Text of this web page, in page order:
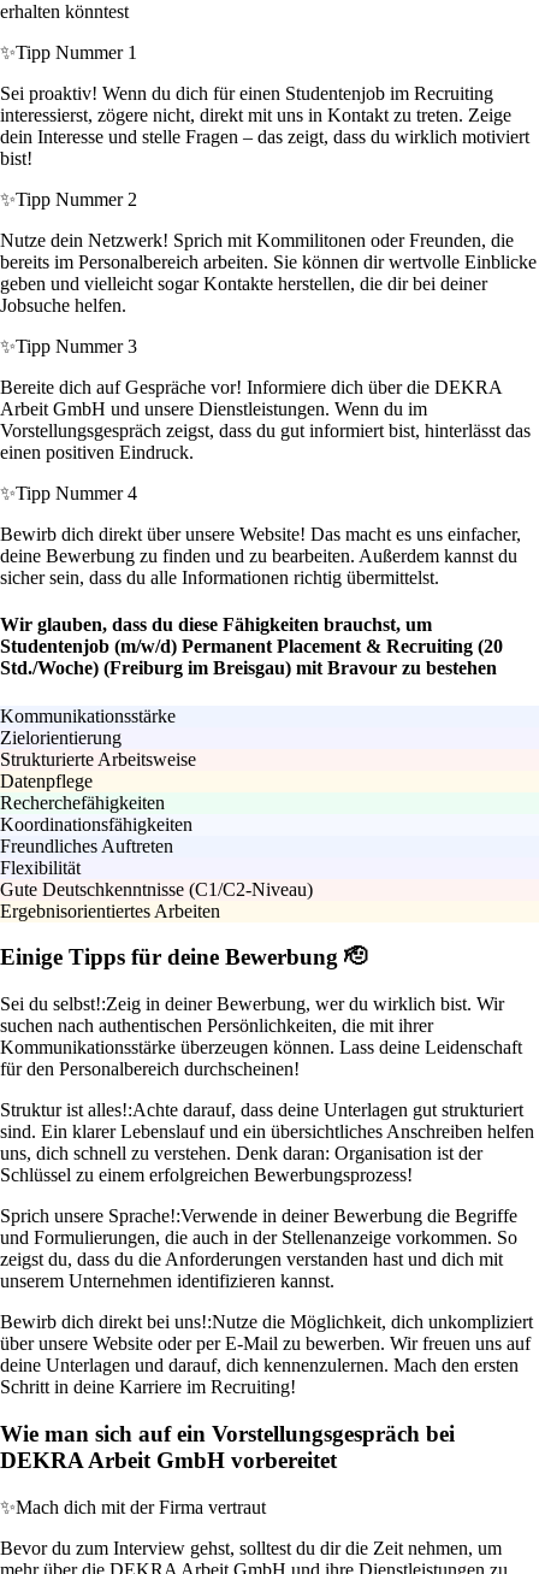
erhalten könntest
✨Tipp Nummer 1
Sei proaktiv! Wenn du dich für einen Studentenjob im Recruiting
interessierst, zögere nicht, direkt mit uns in Kontakt zu treten. Zeige
dein Interesse und stelle Fragen – das zeigt, dass du wirklich motiviert
bist!
✨Tipp Nummer 2
Nutze dein Netzwerk! Sprich mit Kommilitonen oder Freunden, die
bereits im Personalbereich arbeiten. Sie können dir wertvolle Einblicke
geben und vielleicht sogar Kontakte herstellen, die dir bei deiner
Jobsuche helfen.
✨Tipp Nummer 3
Bereite dich auf Gespräche vor! Informiere dich über die DEKRA
Arbeit GmbH und unsere Dienstleistungen. Wenn du im
Vorstellungsgespräch zeigst, dass du gut informiert bist, hinterlässt das
einen positiven Eindruck.
✨Tipp Nummer 4
Bewirb dich direkt über unsere Website! Das macht es uns einfacher,
deine Bewerbung zu finden und zu bearbeiten. Außerdem kannst du
sicher sein, dass du alle Informationen richtig übermittelst.
Wir glauben, dass du diese Fähigkeiten brauchst, um
Studentenjob (m/w/d) Permanent Placement & Recruiting (20
Std./Woche) (Freiburg im Breisgau) mit Bravour zu bestehen
Kommunikationsstärke
Zielorientierung
Strukturierte Arbeitsweise
Datenpflege
Recherchefähigkeiten
Koordinationsfähigkeiten
Freundliches Auftreten
Flexibilität
Gute Deutschkenntnisse (C1/C2-Niveau)
Ergebnisorientiertes Arbeiten
Einige Tipps für deine Bewerbung 🫡
Sei du selbst!:Zeig in deiner Bewerbung, wer du wirklich bist. Wir
suchen nach authentischen Persönlichkeiten, die mit ihrer
Kommunikationsstärke überzeugen können. Lass deine Leidenschaft
für den Personalbereich durchscheinen!
Struktur ist alles!:Achte darauf, dass deine Unterlagen gut strukturiert
sind. Ein klarer Lebenslauf und ein übersichtliches Anschreiben helfen
uns, dich schnell zu verstehen. Denk daran: Organisation ist der
Schlüssel zu einem erfolgreichen Bewerbungsprozess!
Sprich unsere Sprache!:Verwende in deiner Bewerbung die Begriffe
und Formulierungen, die auch in der Stellenanzeige vorkommen. So
zeigst du, dass du die Anforderungen verstanden hast und dich mit
unserem Unternehmen identifizieren kannst.
Bewirb dich direkt bei uns!:Nutze die Möglichkeit, dich unkompliziert
über unsere Website oder per E-Mail zu bewerben. Wir freuen uns auf
deine Unterlagen und darauf, dich kennenzulernen. Mach den ersten
Schritt in deine Karriere im Recruiting!
Wie man sich auf ein Vorstellungsgespräch bei
DEKRA Arbeit GmbH vorbereitet
✨Mach dich mit der Firma vertraut
Bevor du zum Interview gehst, solltest du dir die Zeit nehmen, um
mehr über die DEKRA Arbeit GmbH und ihre Dienstleistungen zu